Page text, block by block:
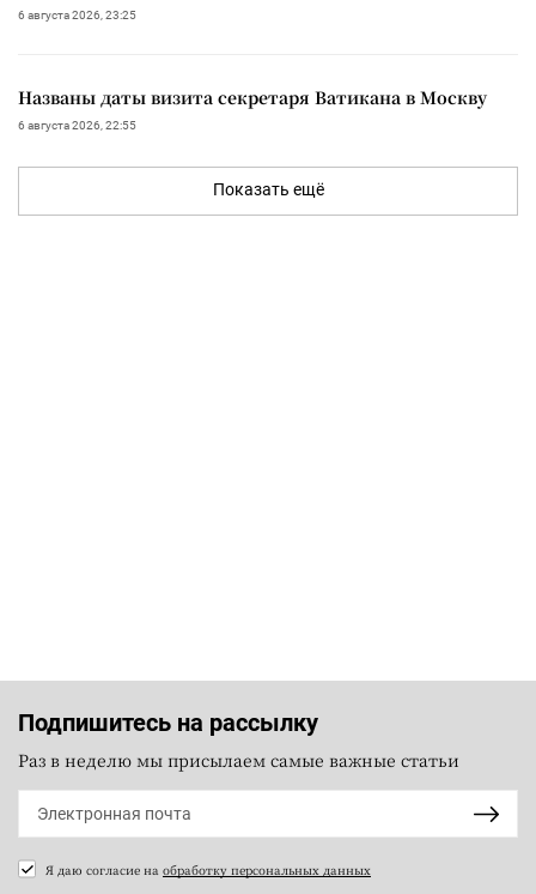
6 августа 2026, 23:25
Названы даты визита секретаря Ватикана в Москву
6 августа 2026, 22:55
Показать ещё
Подпишитесь на рассылку
Раз в неделю мы присылаем самые важные статьи
Я даю согласие на обработку персональных данных